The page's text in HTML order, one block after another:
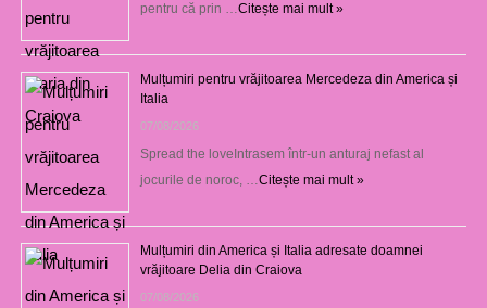
pentru că prin …Citește mai mult »
Mulțumiri pentru vrăjitoarea Mercedeza din America și
Italia
07/08/2026
Spread the loveIntrasem într-un anturaj nefast al
jocurile de noroc, …Citește mai mult »
Mulțumiri din America și Italia adresate doamnei
vrăjitoare Delia din Craiova
07/08/2026